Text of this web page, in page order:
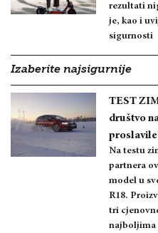
rezultati
je, kao i
sigurnosti
Izaberite najsigurnije
TEST
društvo
Na testu
partnera
model u
R18.
tri
najboljima